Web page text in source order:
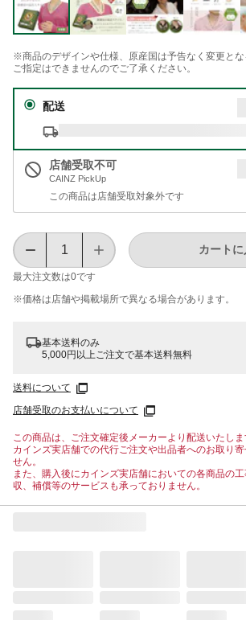
※商品のデザインや仕様、原産国は予告なく変更とな
ご指定はできませんのでご了承ください。
配送
店舗受取不可
CAINZ PickUp
この商品は店舗受取対象外です
最大注文数は0です
カート
※価格は​店舗や​掲載場所で​異なる​場合が​あります。
基本送料のみ
5,000円以上ご注文で基本送料無料
送料について
店舗受取のお支払いについて
この商品は、ご注文確定後メーカーより配送いたし
カインズ実店舗での代行ご注文や出品者へのお取り
せん。
また、購入後にカインズ実店舗においての各商品の
収、補償等のサービスも承っておりません。